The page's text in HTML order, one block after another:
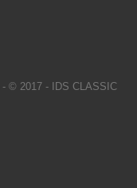
- © 2017 - IDS CLASSIC